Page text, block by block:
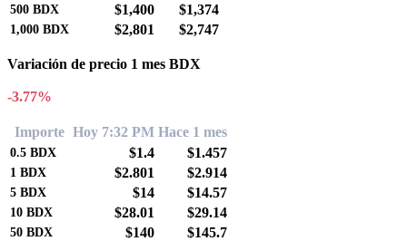
500 BDX $1,400 $1,374
1,000 BDX $2,801 $2,747
Variación de precio 1 mes BDX
-3.77%
Importe Hoy 7:32 PM Hace 1 mes
0.5 BDX $1.4 $1.457
1 BDX $2.801 $2.914
5 BDX $14 $14.57
10 BDX $28.01 $29.14
50 BDX $140 $145.7